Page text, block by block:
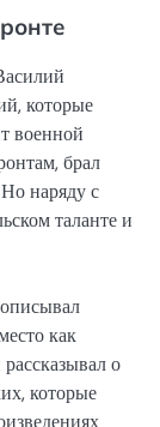
которые
военной
брал
наряду с
таланте и
как
о
которые